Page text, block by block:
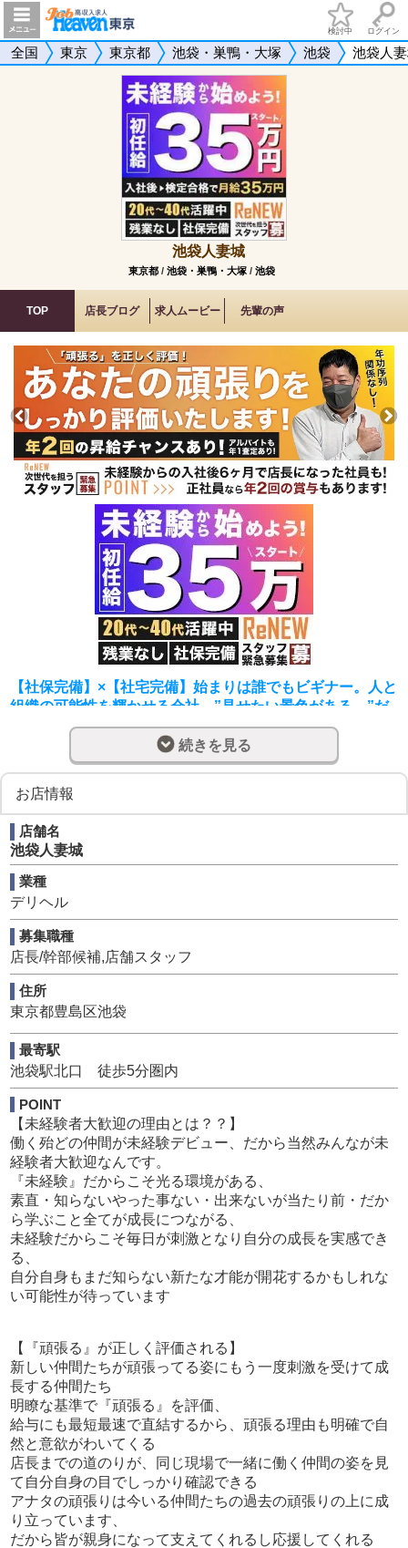
検討中 ログイン
全国 東京 東京都 池袋・巣鴨・大塚 池袋 池袋人
池袋人妻城
東京都 / 池袋・巣鴨・大塚 / 池袋
TOP 店長ブログ 求人ムービー 先輩の声
【社保完備】×【社宅完備】始まりは誰でもビギナー。人と
組織の可能性を輝かせる会社、”見せたい景色がある。”だ
から成長できる。
G4に入社後、皆さんには『お客様』と『働く女性』にとっ
て、何が一番大切で、どうすれば『最高のお店』と感じて
いただけるだろうか？？
その為に、自分たちはどういう心構えで仕事をすればよい
か？？
同じチームの仲間と、日々その事を考えながらお店作りを
していただきます。
『お客様』にとって最高のお店とは？？
『働く女性』にとっての最高のお店とは？？
働くお店も遊ぶお店も世の中には幾らでも溢れかえってい
そんな数あるお店の中から当店を選び楽しんでくださるお
客様、当店を選び一緒に働いてくれる女性、すべてに感謝
の気持ちを持ちながらも『最高のお店』でありたいと願う
気持ちは必ず良いお店作りへと繋がっていきます。
全ては最高のお店作りのために。
誇りと自信をもってチーム一丸となれる魅力が、アナタを
待っています。
◆店長・幹部候補◆
同じ目標に向かって一丸となっているチームのまとめ役で
す。
当社ではスタッフの能力を正当に評価するために随時査定
面談を行っています。
ちゃんとあなたの頑張りをアピールする場があるから早期
での昇給、昇格が可能！
（※昨年には2名の未経験の方が入社後6か月で店長にまで
昇格しました）
「風俗業界で頑張ってみたい！」最初はそのやる気だけで
大丈夫！
お電話、メールどちらもでも大丈夫です！ご応募お待ちし
ております！
続きを見る
お店情報
店舗名
池袋人妻城
業種
デリヘル
募集職種
店長/幹部候補,店舗スタッフ
住所
東京都豊島区池袋
最寄駅
池袋駅北口 徒歩5分圏内
POINT
【未経験者大歓迎の理由とは？？】
働く殆どの仲間が未経験デビュー、だから当然みんなが未
経験者大歓迎なんです。
『未経験』だからこそ光る環境がある、
素直・知らないやった事ない・出来ないが当たり前・だか
ら学ぶこと全てが成長につながる、
未経験だからこそ毎日が刺激となり自分の成長を実感でき
る、
自分自身もまだ知らない新たな才能が開花するかもしれな
い可能性が待っています
【『頑張る』が正しく評価される】
新しい仲間たちが頑張ってる姿にもう一度刺激を受けて成
長する仲間たち
明瞭な基準で『頑張る』を評価、
給与にも最短最速で直結するから、頑張る理由も明確で自
然と意欲がわいてくる
店長までの道のりが、同じ現場で一緒に働く仲間の姿を見
て自分自身の目でしっかり確認できる
アナタの頑張りは今いる仲間たちの過去の頑張りの上に成
り立っています、
だから皆が親身になって支えてくれるし応援してくれる